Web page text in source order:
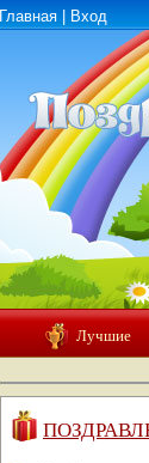
Главная Вход
Лучшие